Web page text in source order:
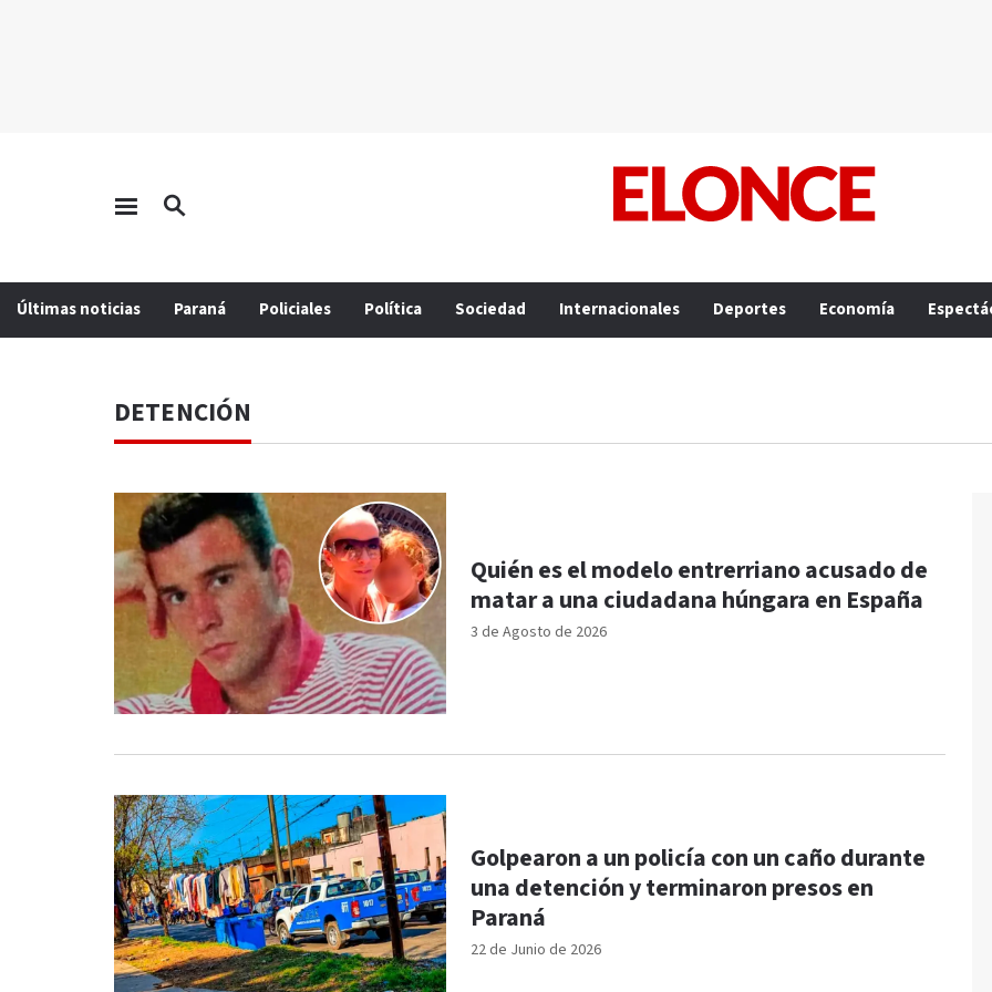
Últimas noticias Paraná Policiales Política Sociedad Internacionales Deportes Economía
DETENCIÓN
3 de Agosto de 2026
Quién es el modelo entrerriano acusado de
matar a una ciudadana húngara en España
22 de Junio de 2026
Golpearon a un policía con un caño durante
una detención y terminaron presos en
Paraná